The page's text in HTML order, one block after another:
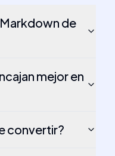
de
mejor en
convertir?